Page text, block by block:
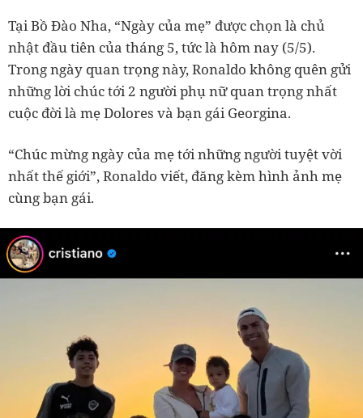
Tại Bồ Đào Nha, “Ngày của mẹ” được chọn là chủ
nhật đầu tiên của tháng 5, tức là hôm nay (5/5).
Trong ngày quan trọng này, Ronaldo không quên gửi
những lời chúc tới 2 người phụ nữ quan trọng nhất
cuộc đời là mẹ Dolores và bạn gái Georgina.
“Chúc mừng ngày của mẹ tới những người tuyệt vời
nhất thế giới”, Ronaldo viết, đăng kèm hình ảnh mẹ
cùng bạn gái.